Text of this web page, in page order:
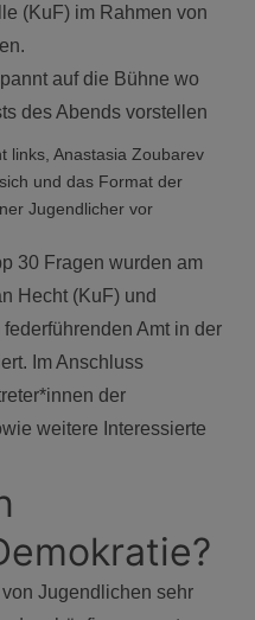
(KuF) im Rahmen von
links, Anastasia Zoubarev
und das Format der
Jugendlicher vor
30 Fragen wurden am
Hecht (KuF) und
Amt in der
Im Anschluss
der
weitere Interessierte
von Jugendlichen sehr